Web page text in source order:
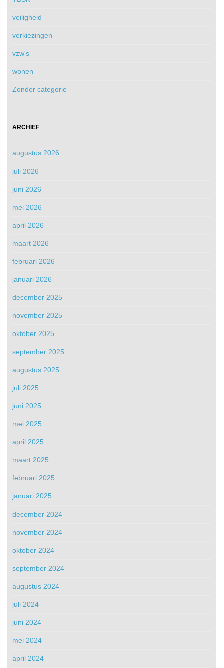
veiligheid
verkiezingen
vzw's
wonen
Zonder categorie
ARCHIEF
augustus 2026
juli 2026
juni 2026
mei 2026
april 2026
maart 2026
februari 2026
januari 2026
december 2025
november 2025
oktober 2025
september 2025
augustus 2025
juli 2025
juni 2025
mei 2025
april 2025
maart 2025
februari 2025
januari 2025
december 2024
november 2024
oktober 2024
september 2024
augustus 2024
juli 2024
juni 2024
mei 2024
april 2024